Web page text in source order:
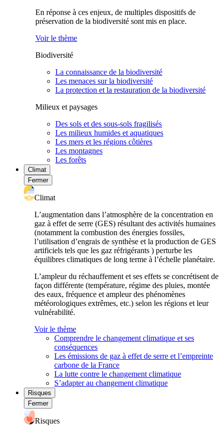
En réponse à ces enjeux, de multiples dispositifs de
préservation de la biodiversité sont mis en place.
Voir le thème
Biodiversité
La connaissance de la biodiversité
Les menaces sur la biodiversité
La protection et la restauration de la biodiversité
Milieux et paysages
Des sols et des sous-sols fragilisés
Les milieux humides et aquatiques
Les mers et les régions côtières
Les montagnes
Les forêts
Climat
Fermer
Climat
L’augmentation dans l’atmosphère de la concentration en
gaz à effet de serre (GES) résultant des activités humaines
(notamment la combustion des énergies fossiles,
l’utilisation d’engrais de synthèse et la production de GES
artificiels tels que les gaz réfrigérants ) perturbe les
équilibres climatiques de long terme à l’échelle planétaire.
L’ampleur du réchauffement et ses effets se concrétisent de
façon différente (température, régime des pluies, montée
des eaux, fréquence et ampleur des phénomènes
météorologiques extrêmes, etc.) selon les régions et leur
vulnérabilité.
Voir le thème
Comprendre le changement climatique et ses
conséquences
Les émissions de gaz à effet de serre et l’empreinte
carbone de la France
La lutte contre le changement climatique
S’adapter au changement climatique
Risques
Fermer
Risques